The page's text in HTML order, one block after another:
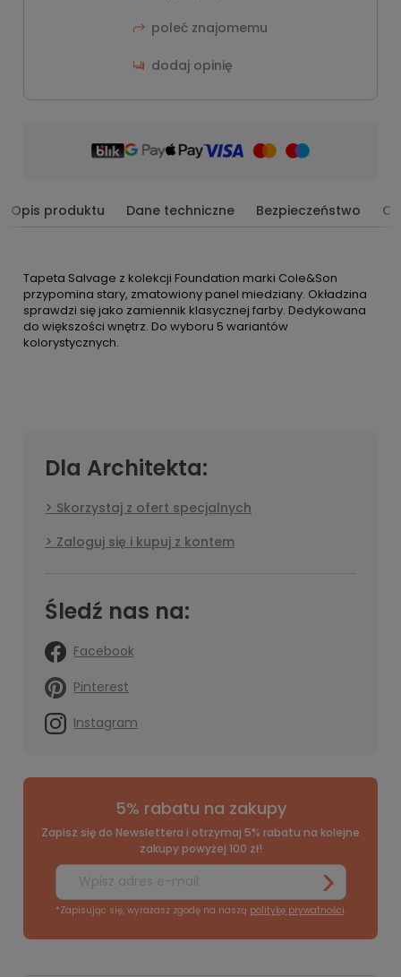
poleć znajomemu
dodaj opinię
Opis produktu Dane techniczne Bezpieczeństwo
Tapeta Salvage z kolekcji Foundation marki Cole&Son
przypomina stary, zmatowiony panel miedziany. Okładzina
sprawdzi się jako zamiennik klasycznej farby. Dedykowana
do większości wnętrz. Do wyboru 5 wariantów
kolorystycznych.
Dla Architekta:
Skorzystaj z ofert specjalnych
Zaloguj się i kupuj z kontem
Śledź nas na:
Facebook
Pinterest
Instagram
5% rabatu na zakupy
Zapisz się do Newslettera i otrzymaj 5% rabatu na kolejne
zakupy powyżej 100 zł!
*Zapisując się, wyrażasz zgodę na naszą politykę prywatności.